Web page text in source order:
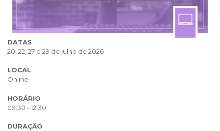
DATAS
20, 22, 27 e 29 de julho de 2026
LOCAL
Online
HORÁRIO
09:30 - 12:30
DURAÇÃO